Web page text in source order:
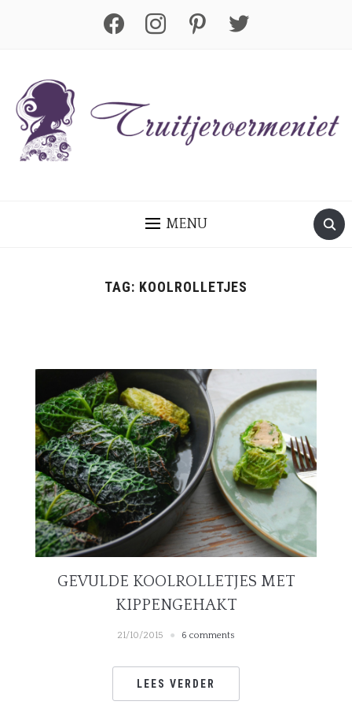
facebook instagram pinterest twitter
MENU
TAG: KOOLROLLETJES
GEVULDE KOOLROLLETJES MET
KIPPENGEHAKT
21/10/2015 6 comments
LEES VERDER